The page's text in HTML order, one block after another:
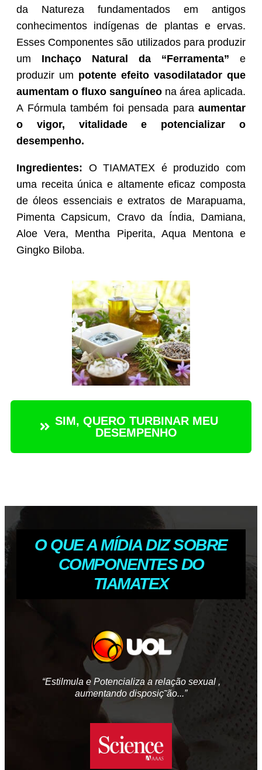
da Natureza fundamentados em antigos
conhecimentos indígenas de plantas e ervas.
Esses Componentes são utilizados para produzir
um Inchaço Natural da “Ferramenta” e
produzir um potente efeito vasodilatador que
aumentam o fluxo sanguíneo na área aplicada.
A Fórmula também foi pensada para aumentar
o vigor, vitalidade e potencializar o
desempenho.
Ingredientes: O TIAMATEX é produzido com
uma receita única e altamente eficaz composta
de óleos essenciais e extratos de Marapuama,
Pimenta Capsicum, Cravo da Índia, Damiana,
Aloe Vera, Mentha Piperita, Aqua Mentona e
Gingko Biloba.
SIM, QUERO TURBINAR MEU
DESEMPENHO
O QUE A MÍDIA DIZ SOBRE
COMPONENTES DO
TIAMATEX
“Estilmula e Potencializa a relação sexual ,
aumentando disposiç˜ão...”